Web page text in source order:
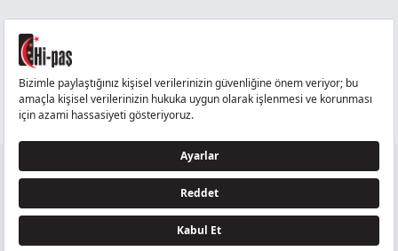
Alaaddinbey Mah. Ayfatma Cad. No.11 A/C
Sam.3 Plaza B Blok Nilüfer/ Bursa/
TÜRKİYE
TELEFON
TÜM HAKLARI Hİ-PAŞ PLASTİK EŞYA TİC. VE SAN. LTD. ŞTİ..’E AİTTİR
Tedarikçi ve İş Ortakları Aydınlatma Metni - Ziyaretçi Aydınlatma Metni - Veri Sahibi Başvuru